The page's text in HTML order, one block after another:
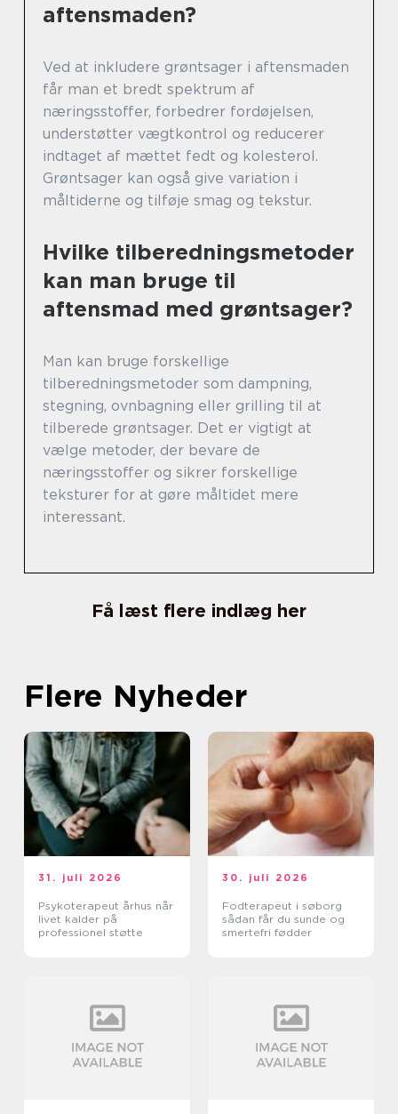
aftensmaden?
Ved at inkludere grøntsager i aftensmaden
får man et bredt spektrum af
næringsstoffer, forbedrer fordøjelsen,
understøtter vægtkontrol og reducerer
indtaget af mættet fedt og kolesterol.
Grøntsager kan også give variation i
måltiderne og tilføje smag og tekstur.
Hvilke tilberedningsmetoder
kan man bruge til
aftensmad med grøntsager?
Man kan bruge forskellige
tilberedningsmetoder som dampning,
stegning, ovnbagning eller grilling til at
tilberede grøntsager. Det er vigtigt at
vælge metoder, der bevare de
næringsstoffer og sikrer forskellige
teksturer for at gøre måltidet mere
interessant.
Få læst flere indlæg her
Flere Nyheder
31. juli 2026
Psykoterapeut århus når
livet kalder på
professionel støtte
30. juli 2026
Fodterapeut i søborg
sådan får du sunde og
smertefri fødder